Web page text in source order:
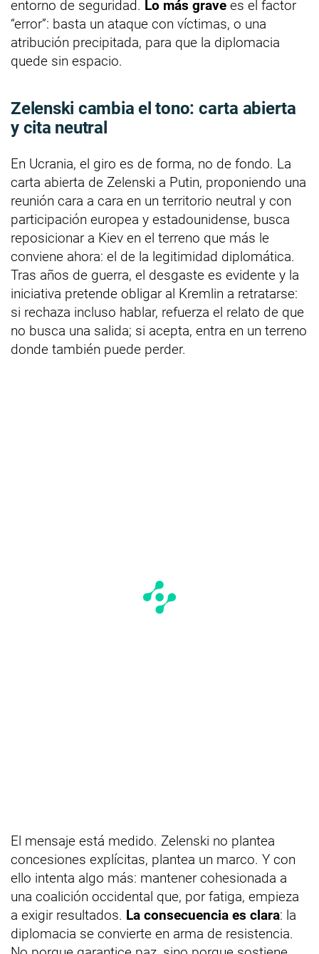
entorno de seguridad. Lo más grave es el factor
“error”: basta un ataque con víctimas, o una
atribución precipitada, para que la diplomacia
quede sin espacio.
Zelenski cambia el tono: carta abierta
y cita neutral
En Ucrania, el giro es de forma, no de fondo. La
carta abierta de Zelenski a Putin, proponiendo una
reunión cara a cara en un territorio neutral y con
participación europea y estadounidense, busca
reposicionar a Kiev en el terreno que más le
conviene ahora: el de la legitimidad diplomática.
Tras años de guerra, el desgaste es evidente y la
iniciativa pretende obligar al Kremlin a retratarse:
si rechaza incluso hablar, refuerza el relato de que
no busca una salida; si acepta, entra en un terreno
donde también puede perder.
El mensaje está medido. Zelenski no plantea
concesiones explícitas, plantea un marco. Y con
ello intenta algo más: mantener cohesionada a
una coalición occidental que, por fatiga, empieza
a exigir resultados. La consecuencia es clara: la
diplomacia se convierte en arma de resistencia.